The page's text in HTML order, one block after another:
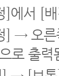
]에서 [
] → 오
로 출력